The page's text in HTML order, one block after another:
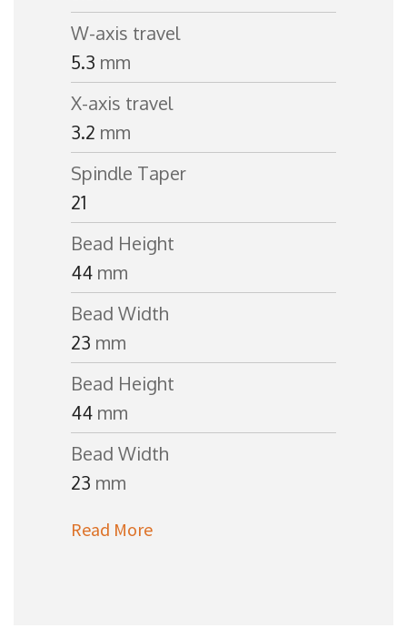
W-axis travel
5.3 mm
X-axis travel
3.2 mm
Spindle Taper
21
Bead Height
44 mm
Bead Width
23 mm
Bead Height
44 mm
Bead Width
23 mm
Read More